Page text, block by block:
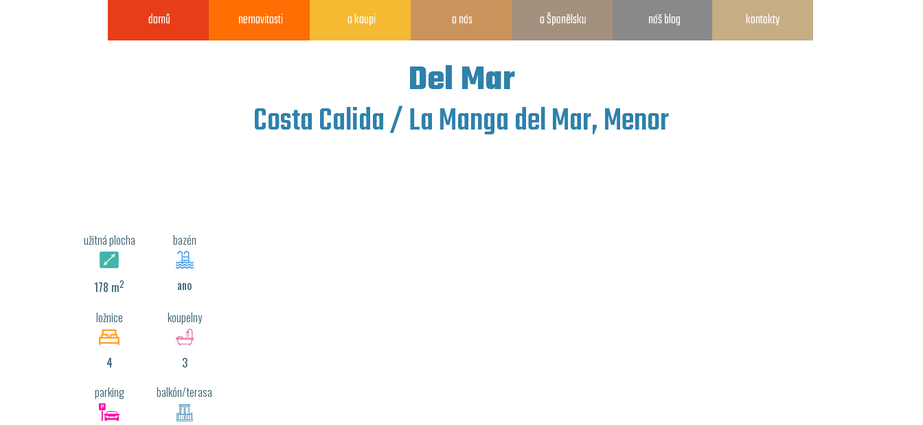
Del Mar
Costa Calida / La Manga del Mar, Menor
domů nemovitosti o koupi o nás o Španělsku náš blog kontakty
užitná plocha
178 m2
bazén
ano
ložnice
4
koupelny
3
parking
balkón/terasa